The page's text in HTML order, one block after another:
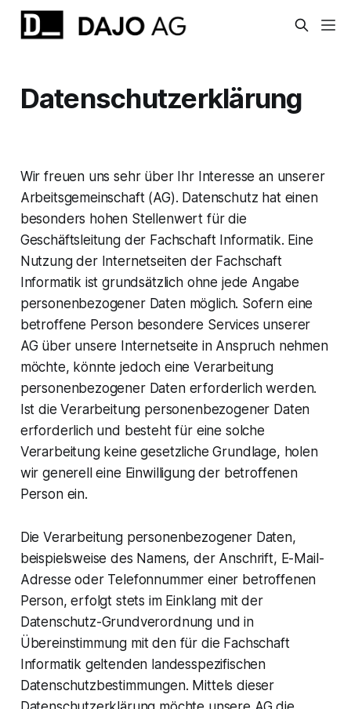
Datenschutzerklärung
Wir freuen uns sehr über Ihr Interesse an unserer
Arbeitsgemeinschaft (AG). Datenschutz hat einen
besonders hohen Stellenwert für die
Geschäftsleitung der Fachschaft Informatik. Eine
Nutzung der Internetseiten der Fachschaft
Informatik ist grundsätzlich ohne jede Angabe
personenbezogener Daten möglich. Sofern eine
betroffene Person besondere Services unserer
AG über unsere Internetseite in Anspruch nehmen
möchte, könnte jedoch eine Verarbeitung
personenbezogener Daten erforderlich werden.
Ist die Verarbeitung personenbezogener Daten
erforderlich und besteht für eine solche
Verarbeitung keine gesetzliche Grundlage, holen
wir generell eine Einwilligung der betroffenen
Person ein.
Die Verarbeitung personenbezogener Daten,
beispielsweise des Namens, der Anschrift, E-Mail-
Adresse oder Telefonnummer einer betroffenen
Person, erfolgt stets im Einklang mit der
Datenschutz-Grundverordnung und in
Übereinstimmung mit den für die Fachschaft
Informatik geltenden landesspezifischen
Datenschutzbestimmungen. Mittels dieser